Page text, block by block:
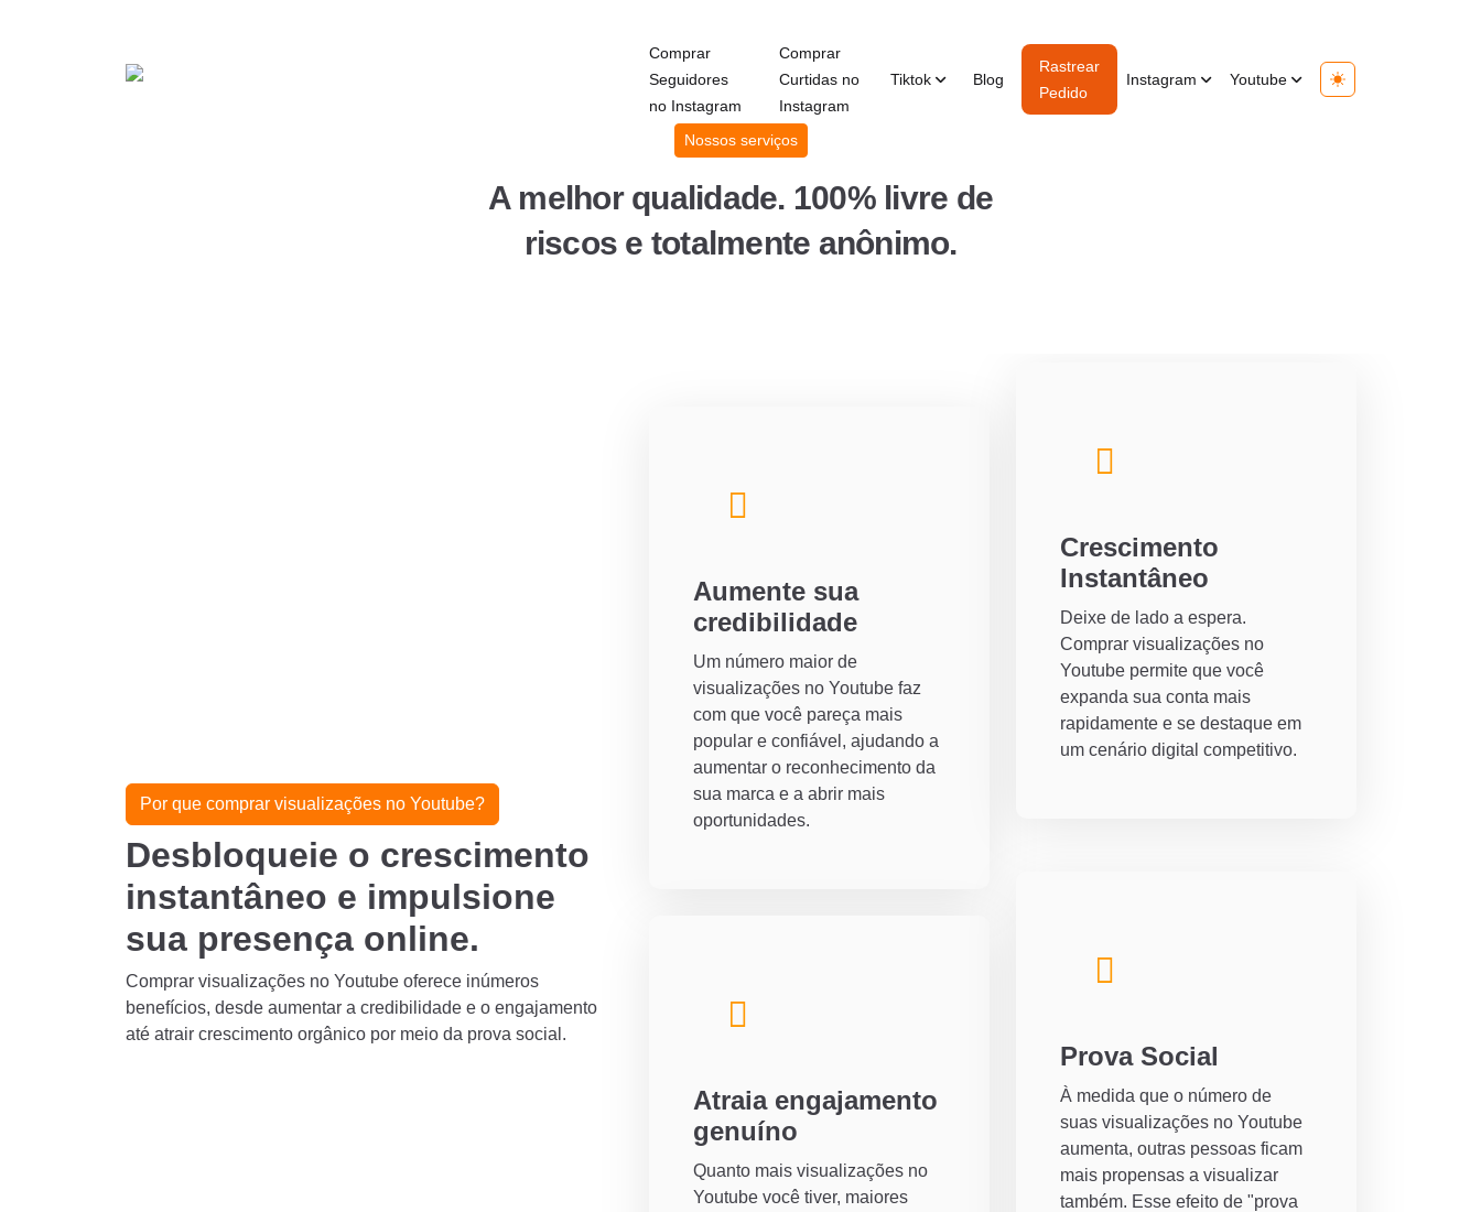
Toggle theme
Comprar
Seguidores
no Instagram
Comprar
Curtidas no
Instagram
Tiktok Blog
Rastrear
Pedido
Instagram Youtube
Nossos serviços
A melhor qualidade. 100% livre de
riscos e totalmente anônimo.
Por que comprar visualizações no Youtube?
Desbloqueie o crescimento
instantâneo e impulsione
sua presença online.
Comprar visualizações no Youtube oferece inúmeros
benefícios, desde aumentar a credibilidade e o engajamento
até atrair crescimento orgânico por meio da prova social.
Aumente sua
credibilidade
Um número maior de
visualizações no Youtube faz
com que você pareça mais
popular e confiável, ajudando a
aumentar o reconhecimento da
sua marca e a abrir mais
oportunidades.
Crescimento
Instantâneo
Deixe de lado a espera.
Comprar visualizações no
Youtube permite que você
expanda sua conta mais
rapidamente e se destaque em
um cenário digital competitivo.
Atraia engajamento
genuíno
Quanto mais visualizações no
Youtube você tiver, maiores
Prova Social
À medida que o número de
suas visualizações no Youtube
aumenta, outras pessoas ficam
mais propensas a visualizar
também. Esse efeito de "prova